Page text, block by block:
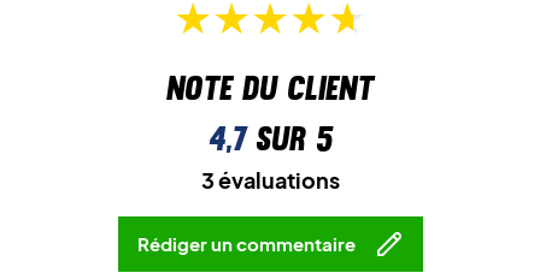
Note du client
4,7sur 5
3 évaluations
Rédiger un commentaire